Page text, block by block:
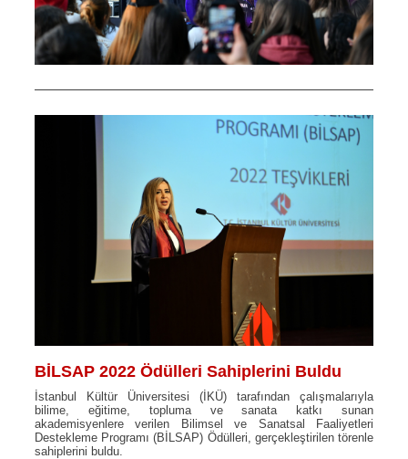
BİLSAP 2022 Ödülleri Sahiplerini Buldu
İstanbul Kültür Üniversitesi (İKÜ) tarafından çalışmalarıyla
bilime, eğitime, topluma ve sanata katkı sunan
akademisyenlere verilen Bilimsel ve Sanatsal Faaliyetleri
Destekleme Programı (BİLSAP) Ödülleri, gerçekleştirilen törenle
sahiplerini buldu.